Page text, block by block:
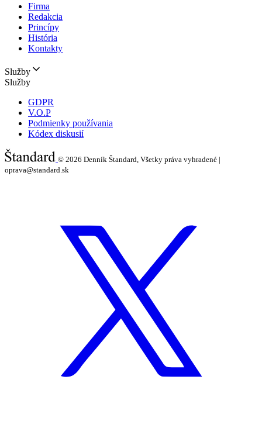
Firma
Redakcia
Princípy
História
Kontakty
Služby
Služby
GDPR
V.O.P
Podmienky používania
Kódex diskusií
© 2026 Denník Štandard, Všetky práva vyhradené |
oprava@standard.sk